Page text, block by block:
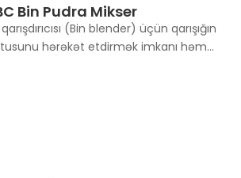
Bin Pudra Mikser
(Bin blender) üçün qarışığın
hərəkət etdirmək imkanı həm
açır. Bu IBC bin mikser dizaynları çox
ya qida istehsalında istifadə olunur.